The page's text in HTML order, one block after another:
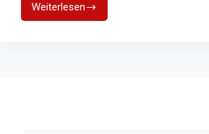
Weiterlesen
Skid-
Units: